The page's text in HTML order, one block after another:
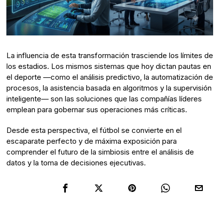
La influencia de esta transformación trasciende los límites de
los estadios. Los mismos sistemas que hoy dictan pautas en
el deporte —como el análisis predictivo, la automatización de
procesos, la asistencia basada en algoritmos y la supervisión
inteligente— son las soluciones que las compañías líderes
emplean para gobernar sus operaciones más críticas.
Desde esta perspectiva, el fútbol se convierte en el
escaparate perfecto y de máxima exposición para
comprender el futuro de la simbiosis entre el análisis de
datos y la toma de decisiones ejecutivas.